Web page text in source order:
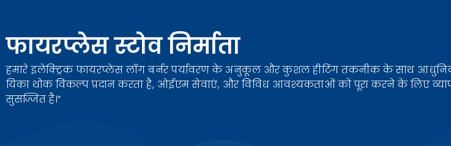
फायरप्लेस स्टोव निर्माता
हमारे इलेक्ट्रिक फायरप्लेस लॉग बर्नर पर्यावरण के अनुकूल और कुशल हीटिंग तकनीक के साथ
यिका थोक विकल्प प्रदान करता है, ओईएम सेवाएं, और विविध आवश्यकताओं को पूरा करने के लिए
सुसज्जित है।”